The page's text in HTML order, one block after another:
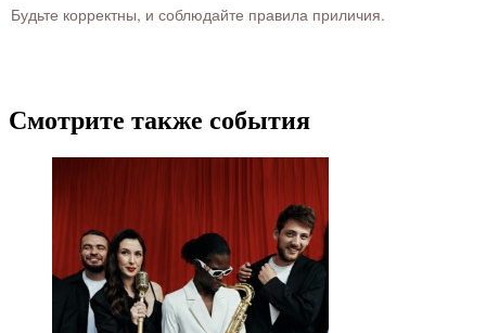
Будьте корректны, и соблюдайте правила приличия.
Смотрите также события